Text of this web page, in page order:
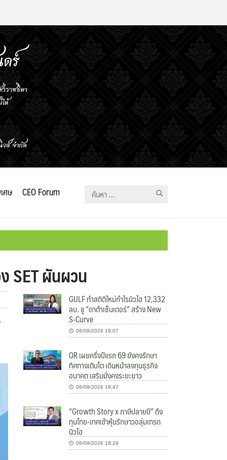
ศษ CEO Forum
ค้นหา
SET ผันผวน
GULF ทำสถิติใหม่กำไรนิวไฮ 12,332
ลบ. ชู “ดาต้าเซ็นเตอร์” สร้าง New
S-Curve
06/08/2026 19:07
OR เผยครึ่งปีแรก 69 ยังคงรักษา
ทิศทางเติบโต เดินหน้าลงทุนธุรกิจ
อนาคต เสริมมั่งคงระยะยาว
06/08/2026 18:47
“Growth Story x ภาษีปลายปี” ดึง
ทุนไทย-เทศเข้าหุ้นรักษาวอลุ่มเทรด
นิวไฮ
06/08/2026 18:29